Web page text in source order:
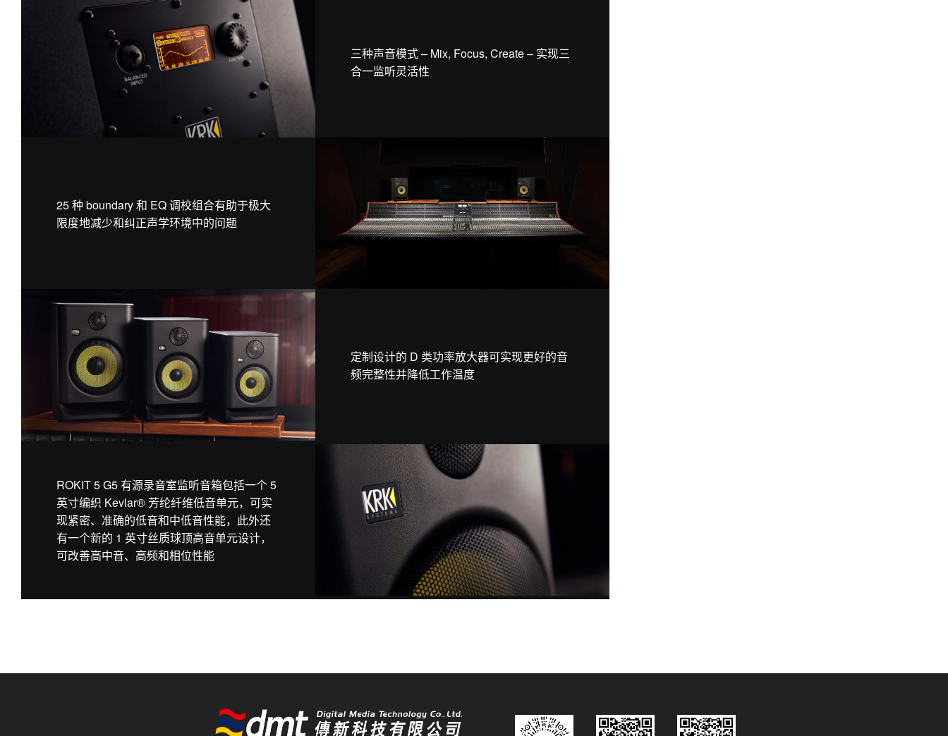
三种声音模式 – Mix, Focus, Create – 实现三
合一监听灵活性
25 种 boundary 和 EQ 调校组合有助于极大
限度地减少和纠正声学环境中的问题
定制设计的 D 类功率放大器可实现更好的音
频完整性并降低工作温度
ROKIT 5 G5 有源录音室监听音箱包括一个 5
英寸编织 Kevlar® 芳纶纤维低音单元，可实
现紧密、准确的低音和中低音性能，此外还
有一个新的 1 英寸丝质球顶高音单元设计，
可改善高中音、高频和相位性能